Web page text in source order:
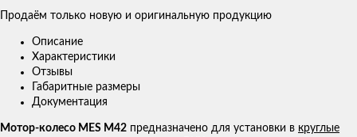
Продаём только новую и оригинальную продукцию
Описание
Характеристики
Отзывы
Габаритные размеры
Документация
Мотор-колесо MES M42 предназначено для установки в круглые